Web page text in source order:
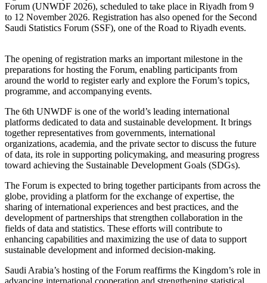
Forum (UNWDF 2026), scheduled to take place in Riyadh from 9
to 12 November 2026. Registration has also opened for the Second
Saudi Statistics Forum (SSF), one of the Road to Riyadh events.
The opening of registration marks an important milestone in the
preparations for hosting the Forum, enabling participants from
around the world to register early and explore the Forum’s topics,
programme, and accompanying events.
The 6th UNWDF is one of the world’s leading international
platforms dedicated to data and sustainable development. It brings
together representatives from governments, international
organizations, academia, and the private sector to discuss the future
of data, its role in supporting policymaking, and measuring progress
toward achieving the Sustainable Development Goals (SDGs).
The Forum is expected to bring together participants from across the
globe, providing a platform for the exchange of expertise, the
sharing of international experiences and best practices, and the
development of partnerships that strengthen collaboration in the
fields of data and statistics. These efforts will contribute to
enhancing capabilities and maximizing the use of data to support
sustainable development and informed decision-making.
Saudi Arabia’s hosting of the Forum reaffirms the Kingdom’s role in
advancing international cooperation and strengthening statistical